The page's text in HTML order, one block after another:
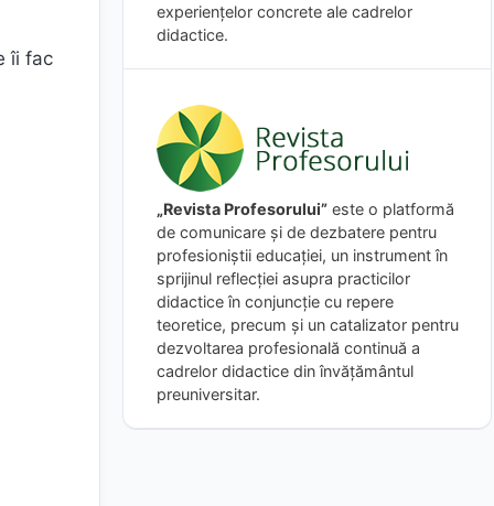
îi fac
experienţelor concrete ale cadrelor
didactice.
„Revista Profesorului” este o platformă
de comunicare și de dezbatere pentru
profesioniștii educației, un instrument în
sprijinul reflecției asupra practicilor
didactice în conjuncție cu repere
teoretice, precum și un catalizator pentru
dezvoltarea profesională continuă a
cadrelor didactice din învățământul
preuniversitar.